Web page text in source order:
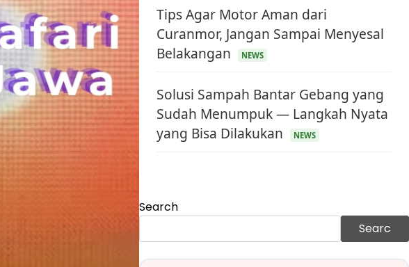
Tips Agar Motor Aman dari
Curanmor, Jangan Sampai Menyesal
Belakangan
NEWS
Solusi Sampah Bantar Gebang yang
Sudah Menumpuk — Langkah Nyata
yang Bisa Dilakukan
NEWS
Search
Searc
KEUANGAN & INVESTASI
Perampokan Bank dengan Konspirasi